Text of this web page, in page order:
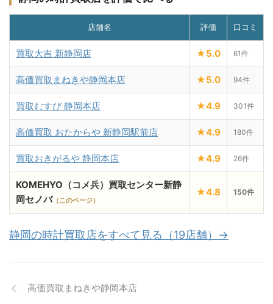
店舗名 評価 口コミ
買取大吉 新静岡店 ★5.0 61件
高価買取まねきや静岡本店 ★5.0 94件
買取むすび 静岡本店 ★4.9 301件
高価買取 おたからや 新静岡駅前店 ★4.9 180件
買取おきがるや 静岡本店 ★4.9 26件
KOMEHYO（コメ兵）買取センター新静
岡セノバ （このページ）
★4.8 150件
静岡の時計買取店をすべて見る（19店舗）→
高価買取まねきや静岡本店